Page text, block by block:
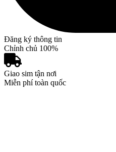
Đăng ký thông tin
Chỉnh chủ 100%
Giao sim tận nơi
Miễn phí toàn quốc